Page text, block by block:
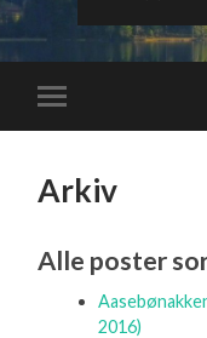
Veksle
mobilmeny
Arkiv
Alle poster
2016)